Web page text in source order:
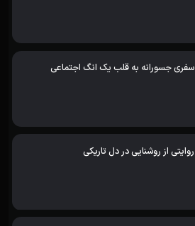
سفری جسورانه به قلب یک انگ اجتماعی
روایتی از روشنایی در دل تاریکی